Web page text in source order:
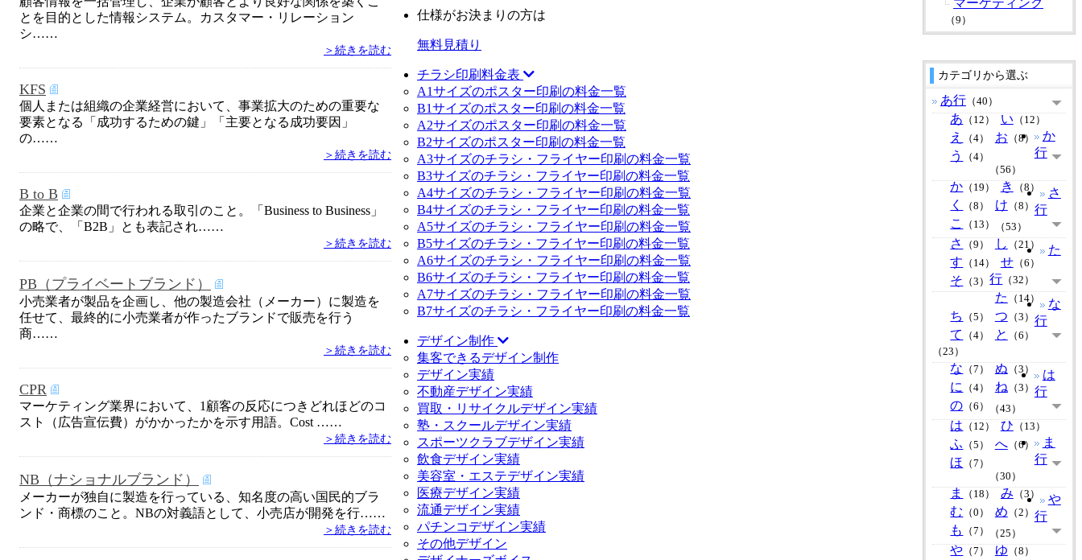
とを目的とした情報システム。カスタマー・リレーション
シ……
＞続きを読む
KFS
個人または組織の企業経営において、事業拡大のための重要な
要素となる「成功するための鍵」「主要となる成功要因」
の……
＞続きを読む
B to B
企業と企業の間で行われる取引のこと。「Business to Business」
の略で、「B2B」とも表記され……
＞続きを読む
PB（プライベートブランド）
小売業者が製品を企画し、他の製造会社（メーカー）に製造を
任せて、最終的に小売業者が作ったブランドで販売を行う
商……
＞続きを読む
CPR
マーケティング業界において、1顧客の反応につきどれほどのコ
スト（広告宣伝費）がかかったかを示す用語。Cost ……
＞続きを読む
NB（ナショナルブランド）
メーカーが独自に製造を行っている、知名度の高い国民的ブラ
ンド・商標のこと。NBの対義語として、小売店が開発を行……
＞続きを読む
（9）
カテゴリから選ぶ
あ行 （40）
あ （12） い （12）
え （4） お （8）
う （4）
か
行
（56）
か （19） き （8）
く （8） け （8）
こ （13）
さ
行
（53）
さ （9） し （21）
す （14） せ（6）
そ （3）
た
行 （32）
た （14）
ち （5） つ （3）
て （4） と （6）
な
行
（23）
な （7） ぬ （3）
に （4） ね（3）
の （6）
は
行
（43）
は （12） ひ （13）
ふ （5） へ（6）
ほ （7）
ま
行
（30）
ま （18） み （3）
む （0） め （2）
も （7）
や
行
（25）
や （7） ゆ （8）
仕様がお決まりの方は
無料見積り
チラシ印刷料金表
A1サイズのポスター印刷の料金一覧
B1サイズのポスター印刷の料金一覧
A2サイズのポスター印刷の料金一覧
B2サイズのポスター印刷の料金一覧
A3サイズのチラシ・フライヤー印刷の料金一覧
B3サイズのチラシ・フライヤー印刷の料金一覧
A4サイズのチラシ・フライヤー印刷の料金一覧
B4サイズのチラシ・フライヤー印刷の料金一覧
A5サイズのチラシ・フライヤー印刷の料金一覧
B5サイズのチラシ・フライヤー印刷の料金一覧
A6サイズのチラシ・フライヤー印刷の料金一覧
B6サイズのチラシ・フライヤー印刷の料金一覧
A7サイズのチラシ・フライヤー印刷の料金一覧
B7サイズのチラシ・フライヤー印刷の料金一覧
デザイン制作
集客できるデザイン制作
デザイン実績
不動産デザイン実績
買取・リサイクルデザイン実績
塾・スクールデザイン実績
スポーツクラブデザイン実績
飲食デザイン実績
美容室・エステデザイン実績
医療デザイン実績
流通デザイン実績
パチンコデザイン実績
その他デザイン